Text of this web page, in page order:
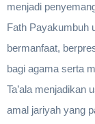
menjadi
Fath Payakumbuh
bermanfaat,
bagi agama serta
Ta’ala menjadikan
amal jariyah yang